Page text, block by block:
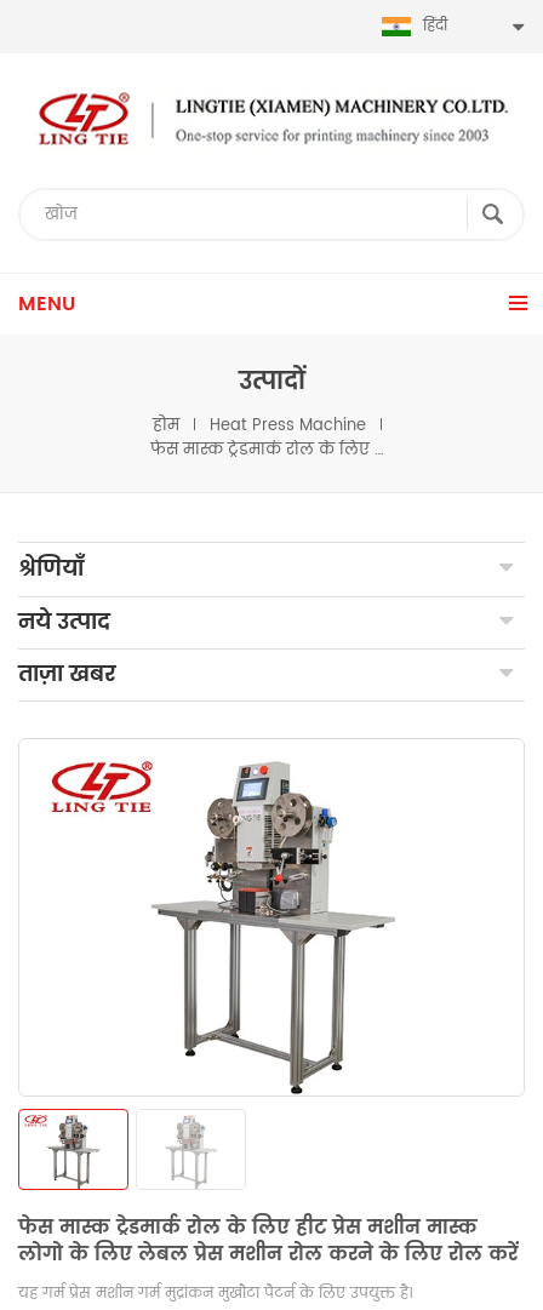
हिंदी
MENU
उत्पादों
होम
Heat Press Machine
फेस मास्क ट्रेडमार्क रोल के लिए हीट प्रेस मशीन मास्क लोगो के लिए लेबल प्रेस मशीन रोल करने के लिए रोल करें
श्रेणियाँ
नये उत्पाद
ताज़ा खबर
फेस मास्क ट्रेडमार्क रोल के लिए हीट प्रेस मशीन मास्क
लोगो के लिए लेबल प्रेस मशीन रोल करने के लिए रोल करें
यह गर्म प्रेस मशीन गर्म मुद्रांकन मुखौटा पैटर्न के लिए उपयुक्त है।